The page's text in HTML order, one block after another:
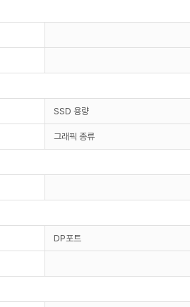
SSD 용량
그래픽 종류
DP포트